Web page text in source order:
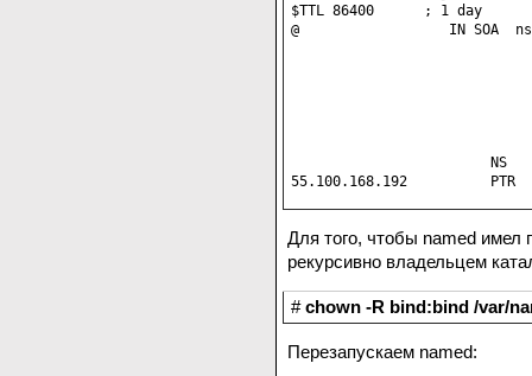
$TTL 86400      ; 1 day
@                  IN SOA
NS
55.100.168.192
Для того, чтобы named имел
рекурсивно владельцем
#chown -R bind:bind /var/
Перезапускаем named: